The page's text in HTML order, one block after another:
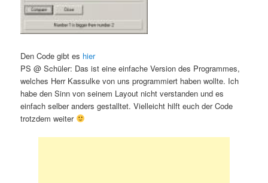
Den Code gibt es hier
PS @ Schüler: Das ist eine einfache Version des Programmes,
welches Herr Kassulke von uns programmiert haben wollte. Ich
habe den Sinn von seinem Layout nicht verstanden und es
einfach selber anders gestalltet. Vielleicht hilft euch der Code
trotzdem weiter